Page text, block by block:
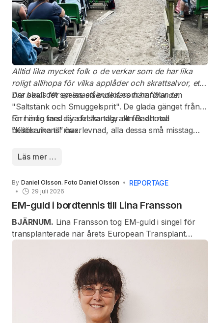
Alltid lika mycket folk o de verkar som de har lika
roligt allihopa för vilka applåder och skrattsalvor, ett
bra bevis för en enastående fars framförande.
Där skall det spelas en buskis som handlar om
"Saltstänk och Smuggelsprit". De glada gänget från
förr men med nya friska tag, allt för att roa
besökarna till max.
En härlig fars där det handlar om Badhotell
”Klittervikens” överlevnad, alla dessa små misstag
last smuggel skall lastas om just på hotellet.
Läs mer …
By Daniel Olsson. Foto Daniel Olsson REPORTAGE
29 juli 2026
EM-guld i bordtennis till Lina Fransson
BJÄRNUM. Lina Fransson tog EM-guld i singel för
transplanterade när årets European Transplant
Games avgjordes i nederländska Arnhem. Till vardags
spelar hon i Bjärnums BTK som Portalen tidigare